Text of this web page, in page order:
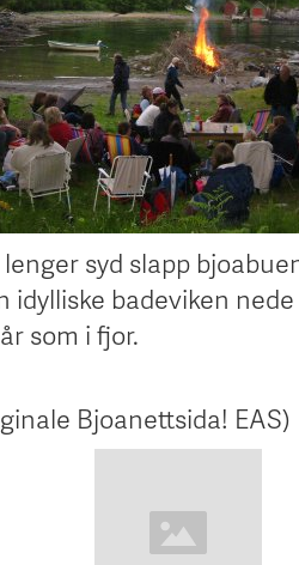
syd slapp
idylliske badeviken
som i fjor.
Bjoanettsida! EAS)